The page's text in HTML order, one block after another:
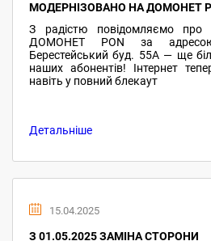
МОДЕРНІЗОВАНО НА ДОМОНЕТ
З радістю повідомляємо про
ДОМОНЕТ PON за
Берестейський буд. 55А — ще
наших абонентів! Інтернет
навіть у повний блекаут
Детальніше
15.04.2025
З 01.05.2025 ЗАМІНА СТОРОНИ